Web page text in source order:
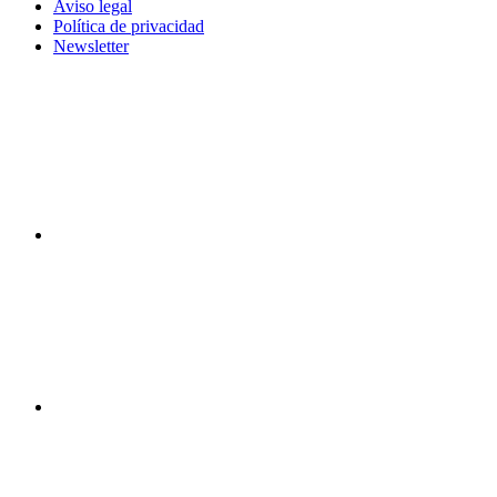
Aviso legal
Política de privacidad
Newsletter